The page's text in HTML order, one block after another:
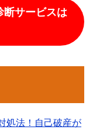
断サービスは
処法！自己破産が